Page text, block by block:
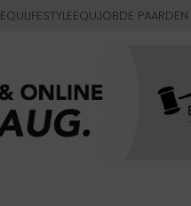
EQULIFESTYLEEQUJOBDE